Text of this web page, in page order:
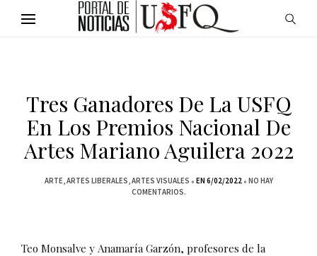
Tres Ganadores De La USFQ
En Los Premios Nacional De
Artes Mariano Aguilera 2022
ARTE ARTES LIBERALES ARTES VISUALES EN 6/02/2022
NO HAY
COMENTARIOS.
Teo Monsalve y Anamaría Garzón, profesores de la